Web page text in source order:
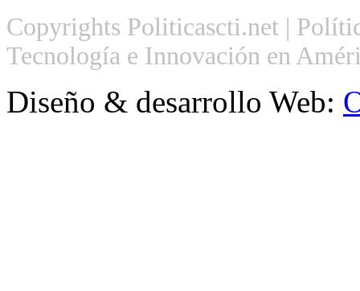
Copyrights Politicascti.net |
Tecnología e Innovación en
Diseño & desarrollo Web: